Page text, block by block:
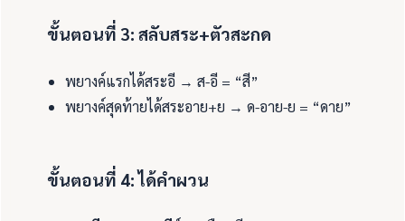
ขั้นตอนที่ 3: สลับสระ+ตัวสะกด
พยางค์แรกได้สระอี → ส-อี = “สี”
พยางค์สุดท้ายได้สระอาย+ย → ด-อาย-ย = “ดาย”
ขั้นตอนที่ 4: ได้คำผวน